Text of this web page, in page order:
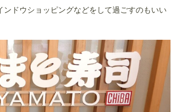
ドウショッピングなどをして過ごすのもいい